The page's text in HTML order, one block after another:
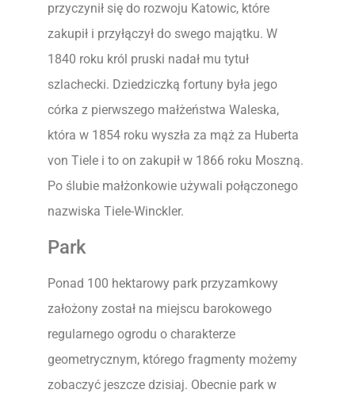
przyczynił się do rozwoju Katowic, które
zakupił i przyłączył do swego majątku. W
1840 roku król pruski nadał mu tytuł
szlachecki. Dziedziczką fortuny była jego
córka z pierwszego małżeństwa Waleska,
która w 1854 roku wyszła za mąż za Huberta
von Tiele i to on zakupił w 1866 roku Moszną.
Po ślubie małżonkowie używali połączonego
nazwiska Tiele-Winckler.
Park
Ponad 100 hektarowy park przyzamkowy
założony został na miejscu barokowego
regularnego ogrodu o charakterze
geometrycznym, którego fragmenty możemy
zobaczyć jeszcze dzisiaj. Obecnie park w